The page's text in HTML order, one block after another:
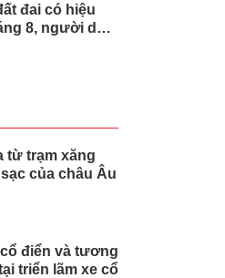
đai có hiệu
8, người dân
từ trạm xăng
của châu Âu
điển và tương
triển lãm xe cổ